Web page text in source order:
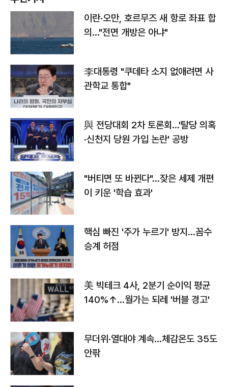
이란·오만, 호르무즈 새 항로 좌표 합
의…"전면 개방은 아냐"
李대통령 "쿠데타 소지 없애려면 사
관학교 통합"
與 전당대회 2차 토론회…'탈당 의혹
·신천지 당원 가입 논란' 공방
"버티면 또 바뀐다"…잦은 세제 개편
이 키운 '학습 효과'
핵심 빠진 '주가 누르기' 방지…꼼수
승계 허점
美 빅테크 4사, 2분기 순이익 평균
140%↑…월가는 되레 '버블 경고'
무더위·열대야 계속…체감온도 35도
안팎